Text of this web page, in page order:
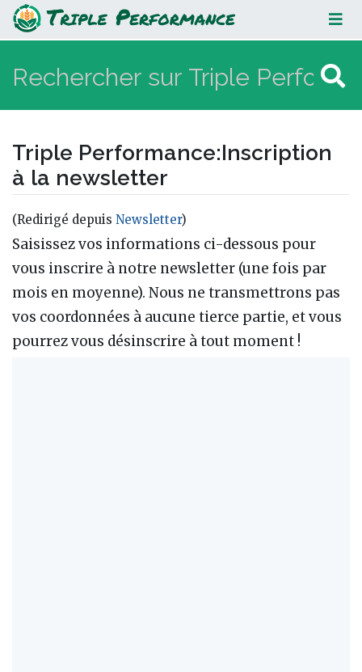
Inscription à la newsletter
Triple Performance:Inscription
à la newsletter
(Redirigé depuis Newsletter)
Aller à :navigation,rechercher
Saisissez vos informations ci-dessous pour
vous inscrire à notre newsletter (une fois par
mois en moyenne). Nous ne transmettrons pas
vos coordonnées à aucune tierce partie, et vous
pourrez vous désinscrire à tout moment !